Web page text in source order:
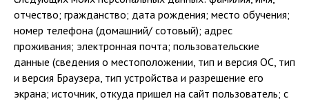
отчество; гражданство; дата рождения; место обучения;
номер телефона (домашний/ сотовый); адрес
проживания; электронная почта; пользовательские
данные (сведения о местоположении, тип и версия ОС, тип
и версия Браузера, тип устройства и разрешение его
экрана; источник, откуда пришел на сайт пользователь; с